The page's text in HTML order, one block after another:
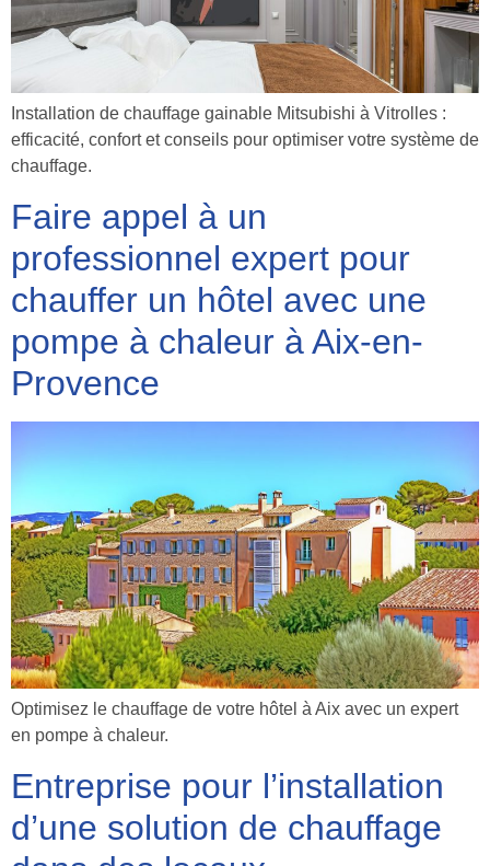
Installation de chauffage gainable Mitsubishi à Vitrolles :
efficacité, confort et conseils pour optimiser votre système de
chauffage.
Faire appel à un
professionnel expert pour
chauffer un hôtel avec une
pompe à chaleur à Aix-en-
Provence
Optimisez le chauffage de votre hôtel à Aix avec un expert
en pompe à chaleur.
Entreprise pour l’installation
d’une solution de chauffage